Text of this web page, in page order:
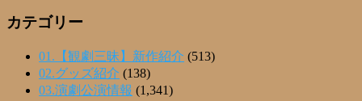
カテゴリー
01.【観劇三昧】新作紹介 (513)
02.グッズ紹介 (138)
03.演劇公演情報 (1,341)